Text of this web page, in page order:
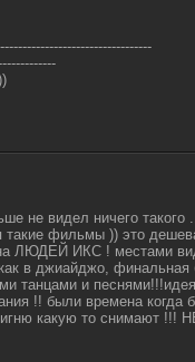
не видел ничего такого
фильмы )) это
ЛЮДЕЙ ИКС ! местами
в джиайджо, финальная
танцами и
!! были времена когда
какую то снимают !!!